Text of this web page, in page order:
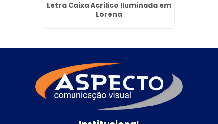
Letra Caixa Acrílico Iluminada em
Lorena